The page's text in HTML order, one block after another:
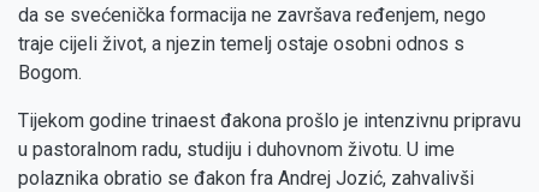
da se svećenička formacija ne završava ređenjem, nego
traje cijeli život, a njezin temelj ostaje osobni odnos s
Bogom.
Tijekom godine trinaest đakona prošlo je intenzivnu pripravu
u pastoralnom radu, studiju i duhovnom životu. U ime
polaznika obratio se đakon fra Andrej Jozić, zahvalivši